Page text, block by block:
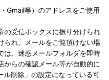
Gmail等）のアドレスをご使用
の受信ボックスに振り分けられ
られ、メールをご覧頂けない場
は、迷惑メールフォルダを即時
からの確認メール等が自動的に
ル削除」の設定になっている可